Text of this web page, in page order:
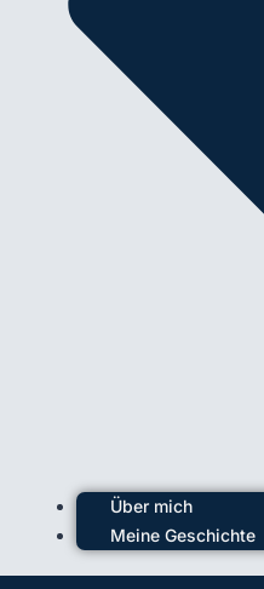
Über mich
Meine Geschichte